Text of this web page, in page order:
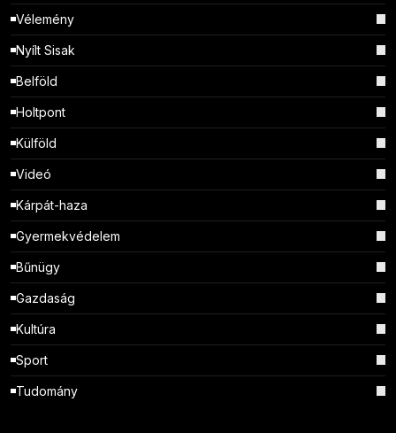
Vélemény
Nyílt Sisak
Belföld
Holtpont
Külföld
Videó
Kárpát-haza
Gyermekvédelem
Bűnügy
Gazdaság
Kultúra
Sport
Tudomány